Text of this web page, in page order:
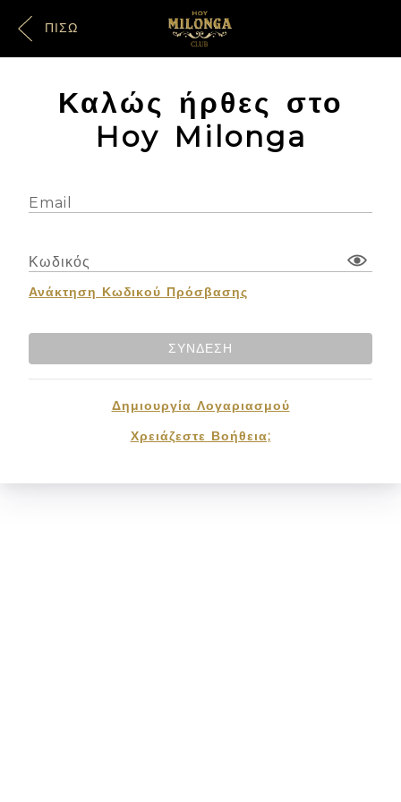
ΠΊΣΩ
Καλώς ήρθες στο
Hoy Milonga
Email
Κωδικός
Ανάκτηση Κωδικού Πρόσβασης
ΣΎΝΔΕΣΗ
Δημιουργία Λογαριασμού
Χρειάζεστε Βοήθεια;